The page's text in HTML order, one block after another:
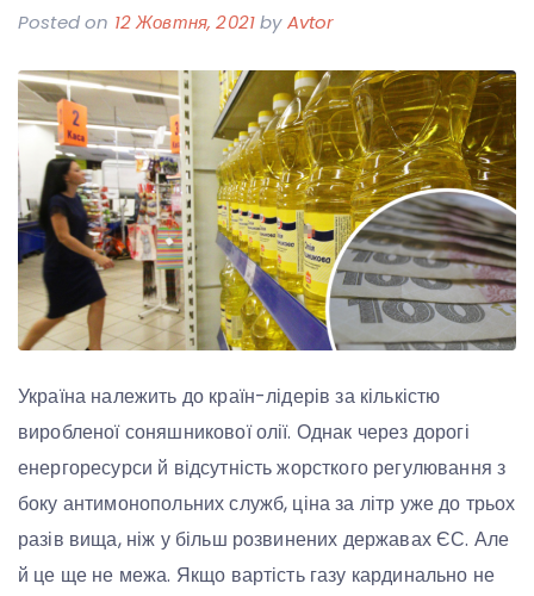
Posted on 12 Жовтня, 2021byAvtor
Україна належить до країн-лідерів за кількістю
виробленої соняшникової олії. Однак через дорогі
енергоресурси й відсутність жорсткого регулювання з
боку антимонопольних служб, ціна за літр уже до трьох
разів вища, ніж у більш розвинених державах ЄС. Але
й це ще не межа. Якщо вартість газу кардинально не